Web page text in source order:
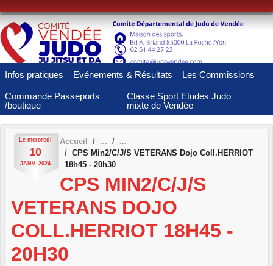
Infos pratiques Evénements & Résultats Les Commissions
Commande Passeports
/boutique
Classe Sport Etudes Judo
mixte de Vendée
Le mercredi
10
JANV. 2024
Accueil
CPS Min2/C/J/S VETERANS Dojo Coll.HERRIOT
18h45 - 20h30
CPS MIN2/C/J/S
VETERANS DOJO
COLL.HERRIOT 18H45 -
20H30